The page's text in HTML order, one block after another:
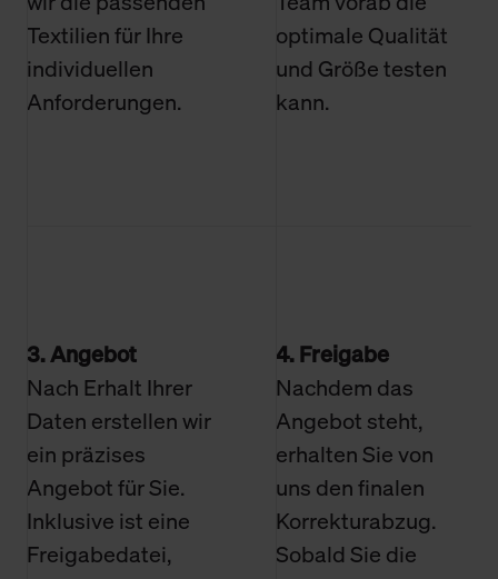
Textilien für Ihre
individuellen
Anforderungen.
optimale Qualität
und Größe testen
kann.
3. Angebot
Nach Erhalt Ihrer
Daten erstellen wir
ein präzises
Angebot für Sie.
Inklusive ist eine
Freigabedatei,
4. Freigabe
Nachdem das
Angebot steht,
erhalten Sie von
uns den finalen
Korrekturabzug.
Sobald Sie die